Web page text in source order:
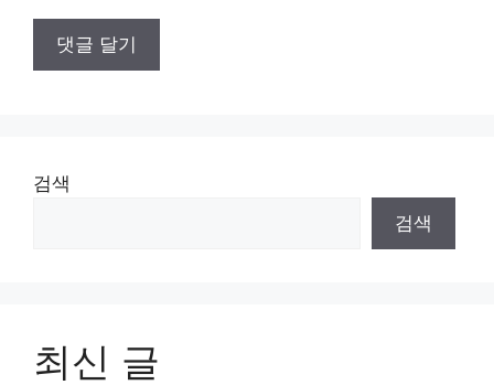
검색
검색
최신 글